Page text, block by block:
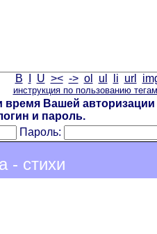
B U >< -> ol ul li url
инструкция по пользованию
Вашей авторизации
и пароль.
Пароль:
- стихи